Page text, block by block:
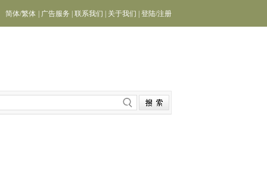
简体/繁体 广告服务 联系我们 关于我们 登陆/注册